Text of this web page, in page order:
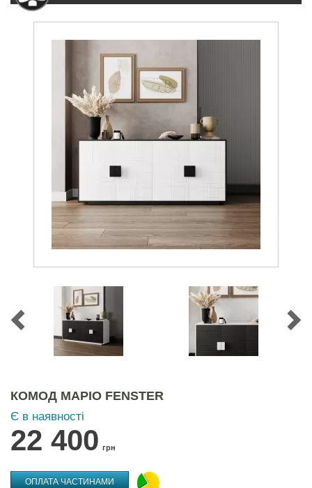
КОМОД МАРІО FENSTER
Є в наявності
22 400 грн
ОПЛАТА ЧАСТИНАМИ